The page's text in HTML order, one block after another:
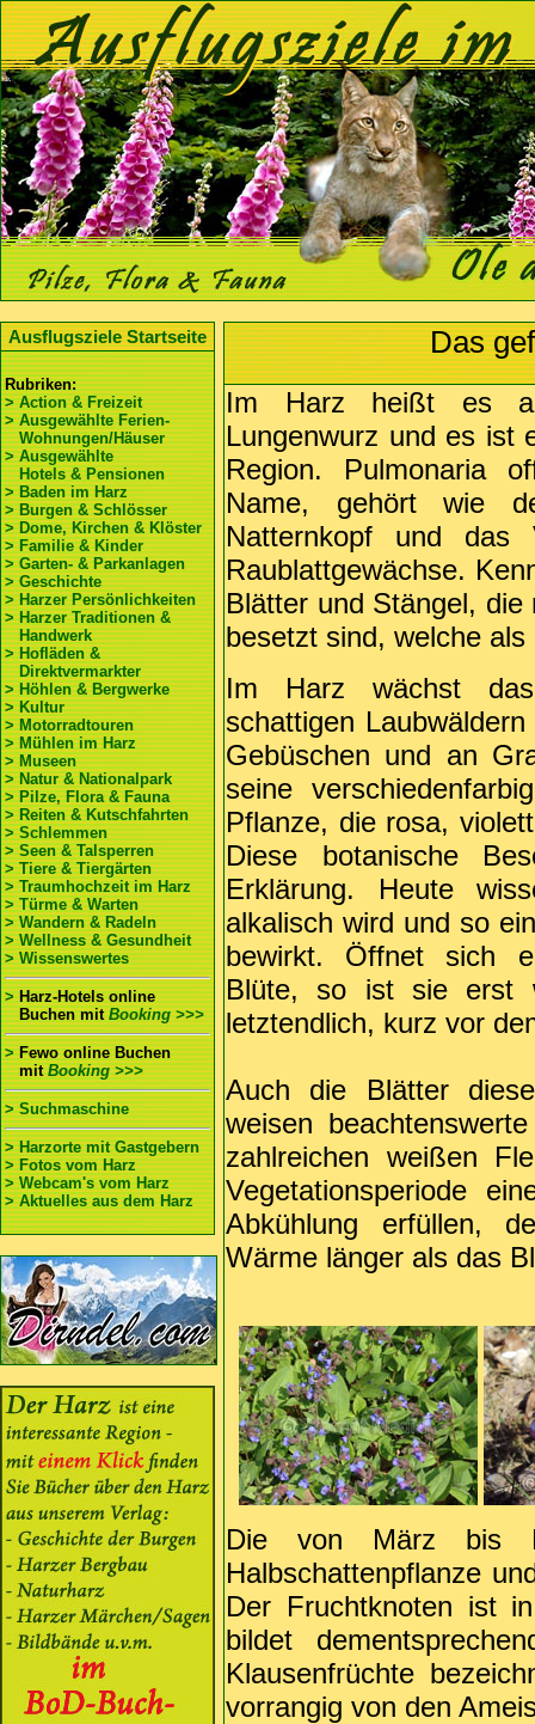
Ausflugsziele Startseite
Rubriken:
> Action & Freizeit
> Ausgewählte Ferien-
Wohnungen/Häuser
> Ausgewählte
Hotels & Pensionen
> Baden im Harz
> Burgen & Schlösser
> Dome, Kirchen & Klöster
> Familie & Kinder
> Garten- & Parkanlagen
> Geschichte
> Harzer Persönlichkeiten
> Harzer Traditionen &
Handwerk
> Hofläden &
Direktvermarkter
> Höhlen & Bergwerke
> Kultur
> Motorradtouren
> Mühlen im Harz
> Museen
> Natur & Nationalpark
> Pilze, Flora & Fauna
> Reiten & Kutschfahrten
> Schlemmen
> Seen & Talsperren
> Tiere & Tiergärten
> Traumhochzeit im Harz
> Türme & Warten
> Wandern & Radeln
> Wellness & Gesundheit
> Wissenswertes
>Harz-Hotels online
Buchen mit Booking >>>
>Fewo online Buchen
mitBooking >>>
> Suchmaschine
> Harzorte mit Gastgebern
> Fotos vom Harz
> Webcam's vom Harz
> Aktuelles aus dem Harz
Das
Im Harz heißt es
Lungenwurz und es ist
Region. Pulmonaria
Name, gehört wie
Natternkopf und das
Raublattgewächse.
Blätter und Stängel,
besetzt sind, welche
Im Harz wächst
schattigen
Gebüschen und an
seine
Pflanze, die rosa,
Diese botanische
Erklärung. Heute
alkalisch wird und so
bewirkt. Öffnet sich
Blüte, so ist sie erst
letztendlich, kurz vor
Auch die Blätter
weisen
zahlreichen weißen
Vegetationsperiode
Abkühlung erfüllen,
Wärme länger als das
Die von März bis
Halbschattenpflanze
Der Fruchtknoten ist
bildet
Klausenfrüchte
vorrangig von den